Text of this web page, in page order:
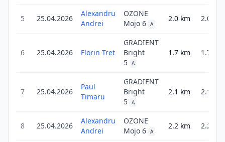
5 25.04.2026
Alexandru
Andrei
OZONE
Mojo 6 A
2.0 km 2.0
6 25.04.2026 Florin Tret
GRADIENT
Bright
5 A
1.7 km 1.7
7 25.04.2026
Paul
Timaru
GRADIENT
Bright
5 A
2.1 km 2.1
8 25.04.2026
Alexandru
Andrei
OZONE
Mojo 6 A
2.2 km 2.2